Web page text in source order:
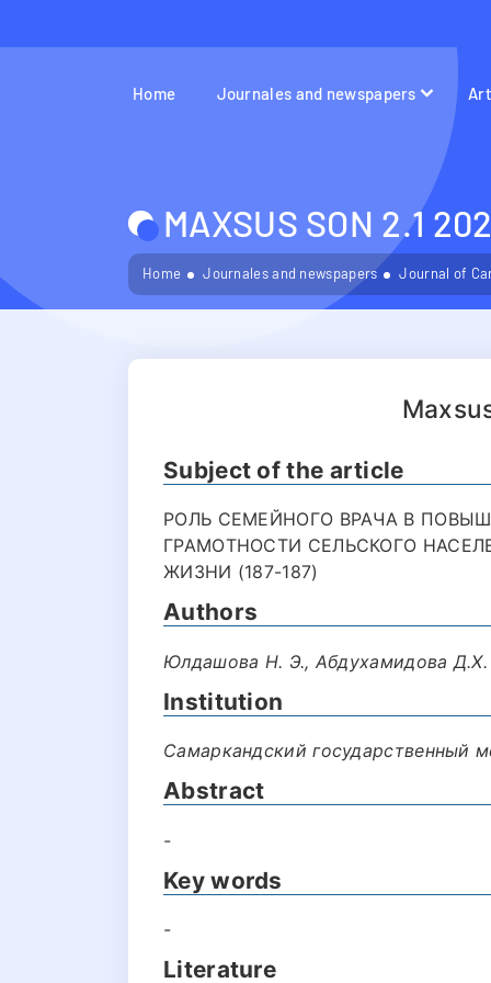
Home Journales and newspapers
MAXSUS SON 2.1
Home Journales and newspapers Journal of
Subject of the article
РОЛЬ СЕМЕЙНОГО ВРАЧА В
ГРАМОТНОСТИ СЕЛЬСКОГО
ЖИЗНИ (187-187)
Authors
Юлдашова Н. Э., Абдухамидова Д.Х.
Institution
Самаркандский государственный
Abstract
-
Key words
-
Literature